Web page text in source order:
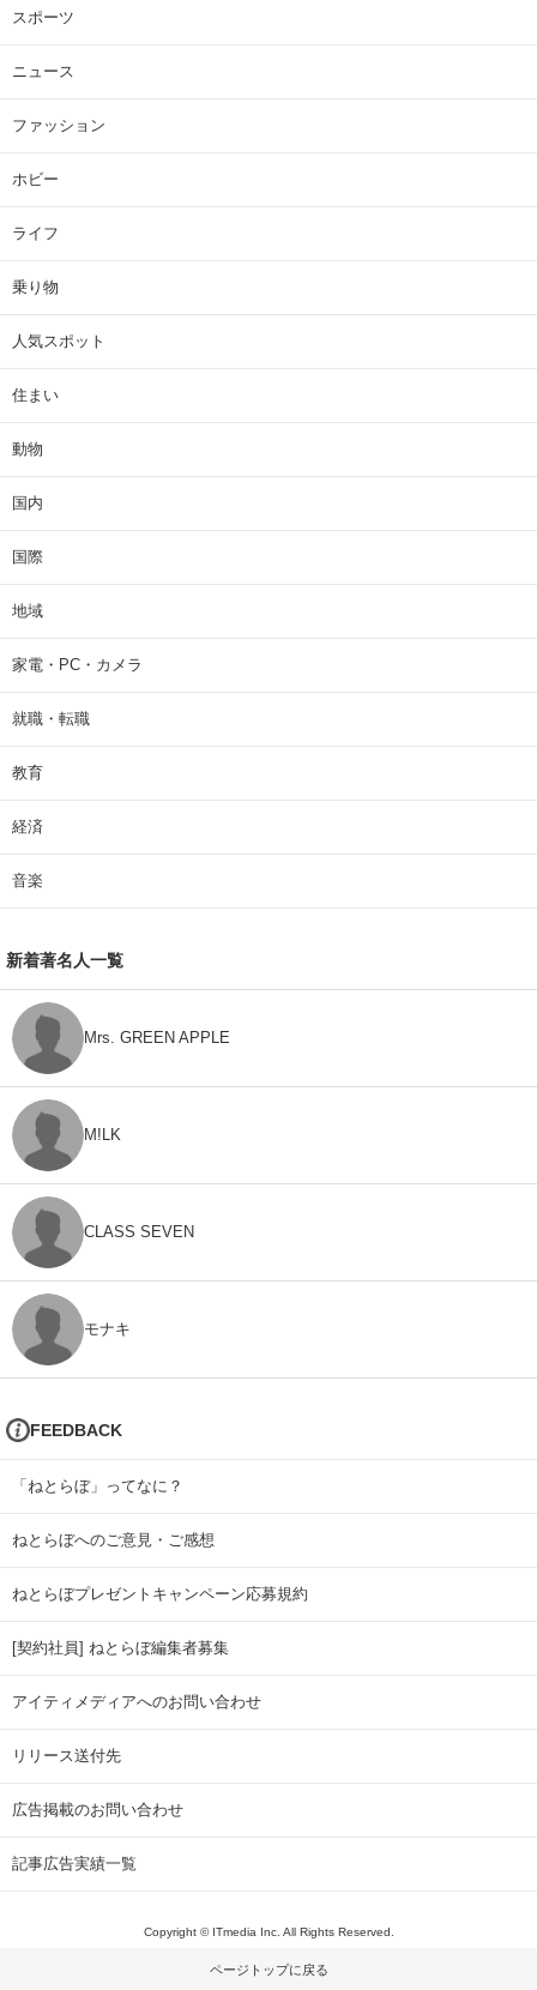
スポーツ
ニュース
ファッション
ホビー
ライフ
乗り物
人気スポット
住まい
動物
国内
国際
地域
家電・PC・カメラ
就職・転職
教育
経済
音楽
新着著名人一覧
Mrs. GREEN APPLE
M!LK
CLASS SEVEN
モナキ
FEEDBACK
「ねとらぼ」ってなに？
ねとらぼへのご意見・ご感想
ねとらぼプレゼントキャンペーン応募規約
[契約社員] ねとらぼ編集者募集
アイティメディアへのお問い合わせ
リリース送付先
広告掲載のお問い合わせ
記事広告実績一覧
Copyright © ITmedia Inc. All Rights Reserved.
ページトップに戻る